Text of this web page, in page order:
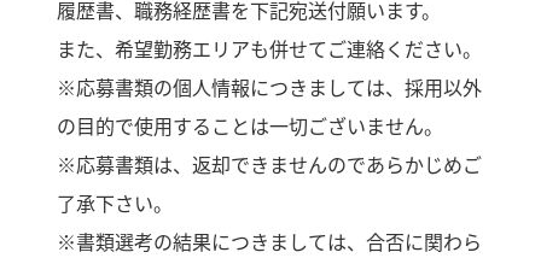
履歴書、職務経歴書を下記宛送付願います。
また、希望勤務エリアも併せてご連絡ください。
※応募書類の個人情報につきましては、採用以外
の目的で使用することは一切ございません。
※応募書類は、返却できませんのであらかじめご
了承下さい。
※書類選考の結果につきましては、合否に関わら